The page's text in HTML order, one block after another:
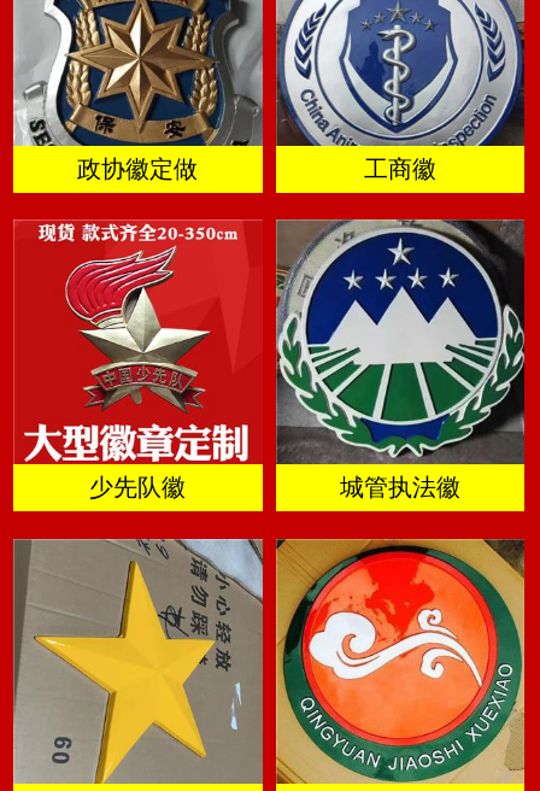
政协徽定做 工商徽
少先队徽 城管执法徽